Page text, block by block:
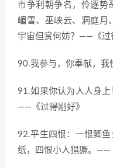
巿争利朝争名，伶逐势
嵋雪、巫峡云、洞庭月
宇宙但赏何妨？——《过
90.我参与，你奉献，
91.如果你认为人人身上
——《过得刚好》
92.平生四恨：一恨鲫
纸，四恨小人猖獗。——